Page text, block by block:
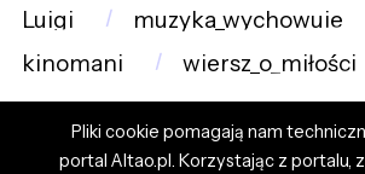
Luigi
muzyka_wychowuje
kinomani
wiersz_o_miłości
Pliki cookie pomagają nam
portal Altao.pl. Korzystając z portalu,